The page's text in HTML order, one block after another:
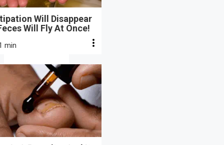
Will Disappear
Will Fly At Once!
min